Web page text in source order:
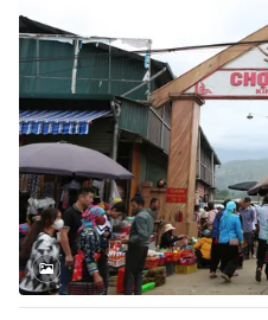
Khán giả
Giải sao mai
Sao
Du lịch
Làm đẹp
Chất lượng cuộc sống
Giáo dục
Tuyển sinh
Học trực tuyến
Công nghệ
Hitech Công nghệ tương lai
Sản phẩm
Thị trường
Tư vấn
Giao lưu trực tuyến
Lịch phát sóng